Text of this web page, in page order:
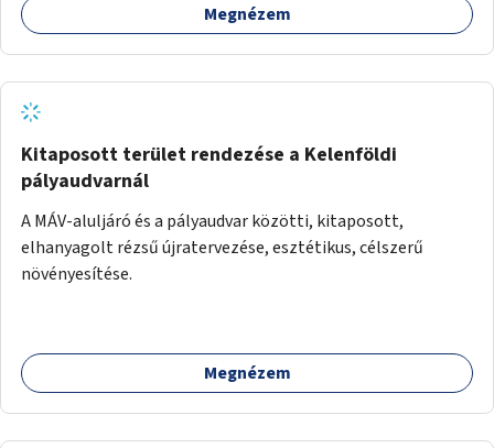
Megnézem
Kitaposott terület rendezése a Kelenföldi
pályaudvarnál
A MÁV-aluljáró és a pályaudvar közötti, kitaposott,
elhanyagolt rézsű újratervezése, esztétikus, célszerű
növényesítése.
Megnézem